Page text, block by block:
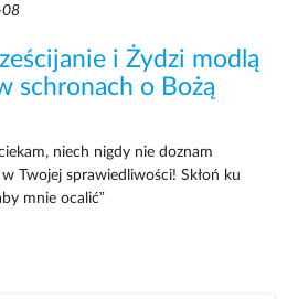
08
i Żydzi modlą
schronach o Bożą
niech nigdy nie doznam
Twojej sprawiedliwości! Skłoń ku
mnie ocalić”